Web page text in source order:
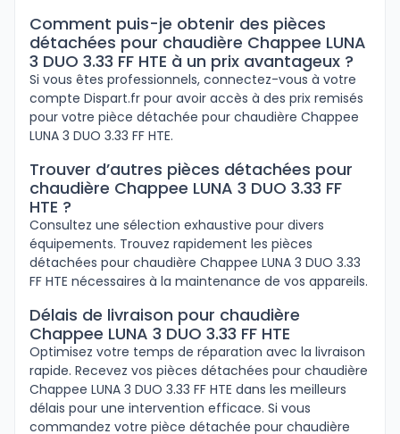
Comment puis-je obtenir des pièces
détachées pour chaudière Chappee LUNA
3 DUO 3.33 FF HTE à un prix avantageux ?
Si vous êtes professionnels, connectez-vous à votre
compte Dispart.fr pour avoir accès à des prix remisés
pour votre pièce détachée pour chaudière Chappee
LUNA 3 DUO 3.33 FF HTE.
Trouver d’autres pièces détachées pour
chaudière Chappee LUNA 3 DUO 3.33 FF
HTE ?
Consultez une sélection exhaustive pour divers
équipements. Trouvez rapidement les pièces
détachées pour chaudière Chappee LUNA 3 DUO 3.33
FF HTE nécessaires à la maintenance de vos appareils.
Délais de livraison pour chaudière
Chappee LUNA 3 DUO 3.33 FF HTE
Optimisez votre temps de réparation avec la livraison
rapide. Recevez vos pièces détachées pour chaudière
Chappee LUNA 3 DUO 3.33 FF HTE dans les meilleurs
délais pour une intervention efficace. Si vous
commandez votre pièce détachée pour chaudière